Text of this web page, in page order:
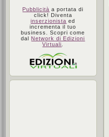
Pubblicità a portata di
click! Diventa
inserzionista ed
incrementa il tuo
business. Scopri come
dal Network di Edizioni
Virtuali